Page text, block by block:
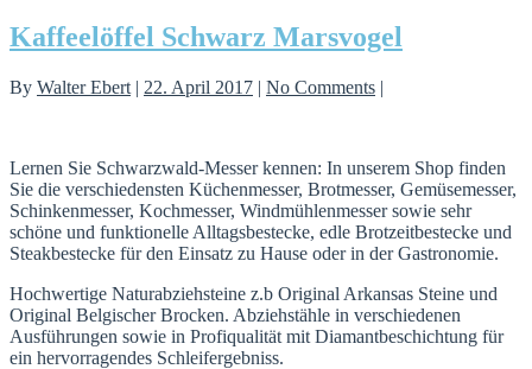
Kaffeelöffel Schwarz Marsvogel
By Walter Ebert | 22. April 2017 | No Comments |
Lernen Sie Schwarzwald-Messer kennen: In unserem Shop finden
Sie die verschiedensten Küchenmesser, Brotmesser, Gemüsemesser,
Schinkenmesser, Kochmesser, Windmühlenmesser sowie sehr
schöne und funktionelle Alltagsbestecke, edle Brotzeitbestecke und
Steakbestecke für den Einsatz zu Hause oder in der Gastronomie.
Hochwertige Naturabziehsteine z.b Original Arkansas Steine und
Original Belgischer Brocken. Abziehstähle in verschiedenen
Ausführungen sowie in Profiqualität mit Diamantbeschichtung für
ein hervorragendes Schleifergebniss.